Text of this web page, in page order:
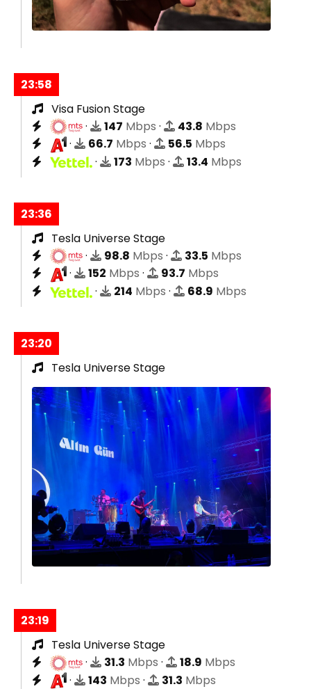
23:58
Visa Fusion Stage
·
147 Mbps · 43.8 Mbps
·
66.7 Mbps · 56.5 Mbps
·
173 Mbps · 13.4 Mbps
23:36
Tesla Universe Stage
·
98.8 Mbps · 33.5 Mbps
·
152 Mbps · 93.7 Mbps
·
214 Mbps · 68.9 Mbps
23:20
Tesla Universe Stage
23:19
Tesla Universe Stage
·
31.3 Mbps · 18.9 Mbps
·
143 Mbps · 31.3 Mbps